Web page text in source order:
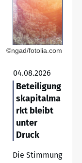
©ngad/fotolia.com
04.08.2026
Beteiligung
skapitalma
rkt bleibt
unter
Druck
Die Stimmung